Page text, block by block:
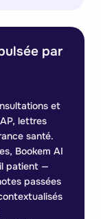
par
et
lettres
santé.
Bookem AI
patient —
passées